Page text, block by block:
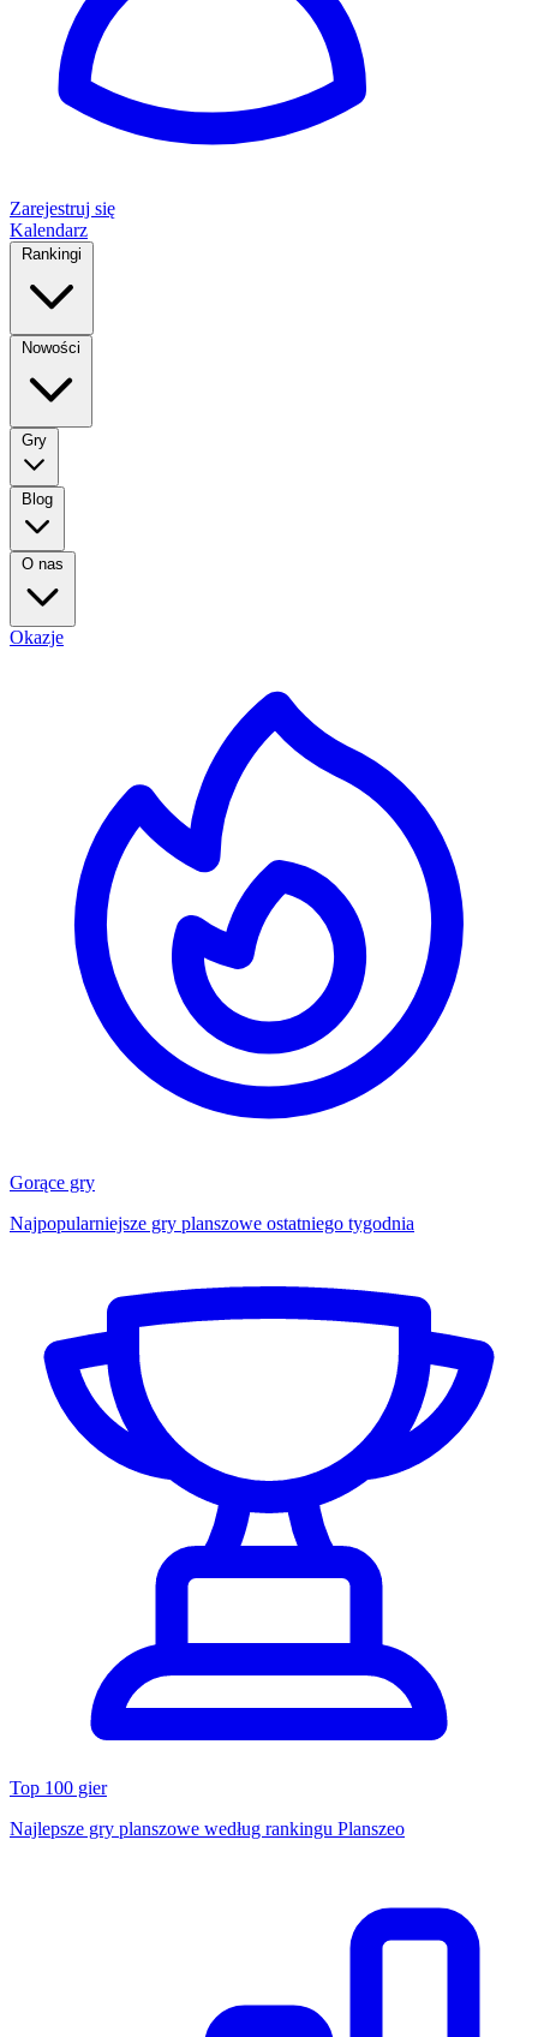
Zarejestruj się
Kalendarz
Rankingi
Nowości
Gry
Blog
O nas
Okazje
Gorące gry
Najpopularniejsze gry planszowe ostatniego tygodnia
Top 100 gier
Najlepsze gry planszowe według rankingu Planszeo